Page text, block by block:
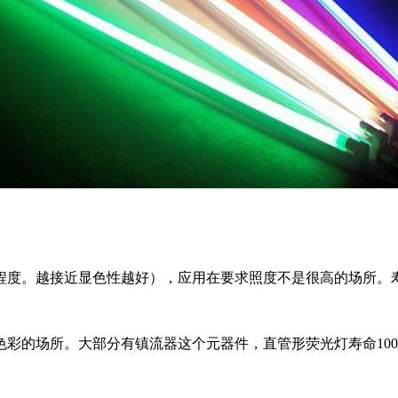
。越接近显色性越好），应用在要求照度不是很高的场所。
的场所。大部分有镇流器这个元器件，直管形荧光灯寿命